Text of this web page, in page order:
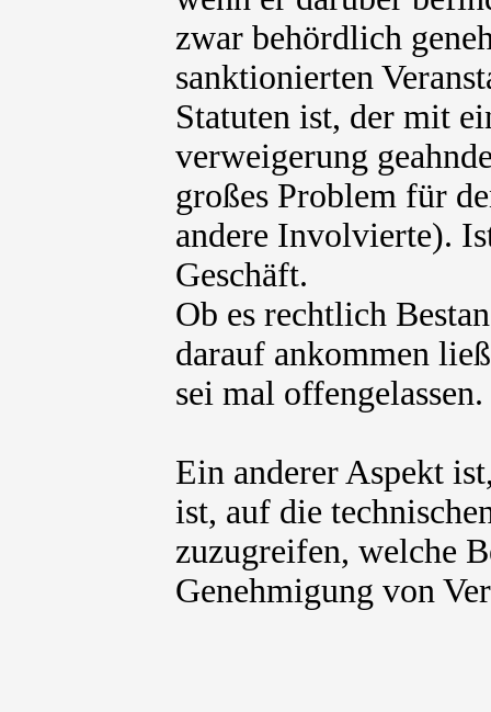
zwar behördlich
sanktionierten
Statuten ist, der mit
verweigerung
großes Problem für
andere Involvierte).
Geschäft.
Ob es rechtlich
darauf ankommen
sei mal offengelassen.
Ein anderer Aspekt
ist, auf die
zuzugreifen, welche
Genehmigung von